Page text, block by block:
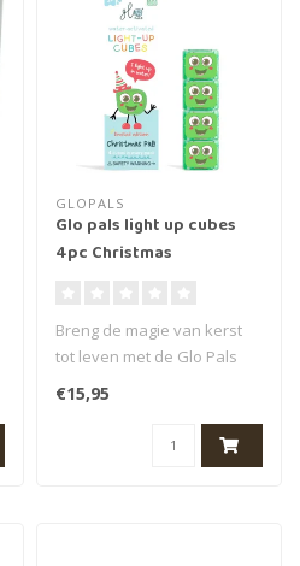
GLOPALS
Glo pals light up cubes
4pc Christmas
Breng de magie van kerst
tot leven met de Glo Pals
lichtgevende blokjes – Kers..
€15,95